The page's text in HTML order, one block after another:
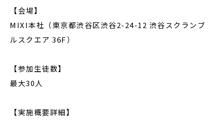
【会場】
MIXI本社（東京都渋谷区渋谷2-24-12 渋谷スクランブ
ルスクエア 36F）
【参加生徒数】
最大30人
【実施概要詳細】